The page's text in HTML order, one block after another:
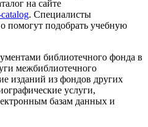
на сайте
. Специалисты
помогут подобрать учебную
библиотечного фонда в
межбиблиотечного
изданий из фондов других
услуги,
базам данных и